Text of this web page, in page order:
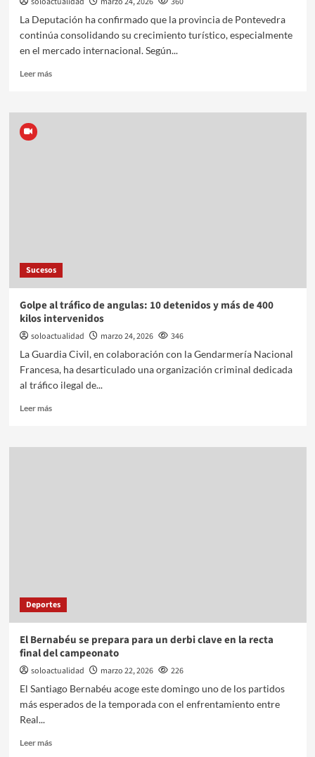
La Deputación ha confirmado que la provincia de Pontevedra
continúa consolidando su crecimiento turístico, especialmente
en el mercado internacional. Según...
Leer más
Sucesos
Golpe al tráfico de angulas: 10 detenidos y más de 400
kilos intervenidos
soloactualidad marzo 24, 2026
346
La Guardia Civil, en colaboración con la Gendarmería Nacional
Francesa, ha desarticulado una organización criminal dedicada
al tráfico ilegal de...
Leer más
Deportes
El Bernabéu se prepara para un derbi clave en la recta
final del campeonato
soloactualidad marzo 22, 2026
226
El Santiago Bernabéu acoge este domingo uno de los partidos
más esperados de la temporada con el enfrentamiento entre
Real...
Leer más